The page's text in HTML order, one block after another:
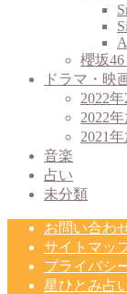
櫻坂
ドラマ・映
2022
2022
2021
音楽
占い
未分類
お問い合わ
サイトマッ
プライバシ
星ひとみ占